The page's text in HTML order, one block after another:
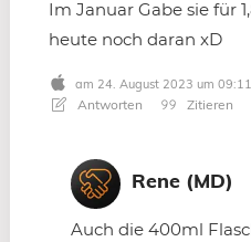
Im Januar Gabe sie für
heute noch daran xD
am 24. August 2023 um
Antworten Zitieren
Rene (MD)
Auch die 400ml